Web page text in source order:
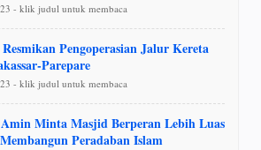
- klik judul untuk membaca
Pengoperasian Jalur Kereta
Parepare
- klik judul untuk membaca
Minta Masjid Berperan Lebih Luas
Peradaban Islam